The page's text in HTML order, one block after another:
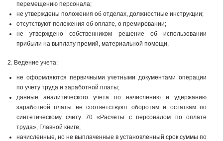
перемещению персонала;
не утверждены положения об отделах, должностные инструкции;
отсутствуют положения об оплате, о премировании;
не утверждено собственником решение об использовании
прибыли на выплату премий, материальной помощи.
2. Ведение учета:
не оформляются первичными учетными документами операции
по учету труда и заработной платы;
данные аналитического учета по начислению и удержанию
заработной платы не соответствуют оборотам и остаткам по
синтетическому счету 70 «Расчеты с персоналом по оплате
труда», Главной книге;
начисленные, но не выплаченные в установленный срок суммы по